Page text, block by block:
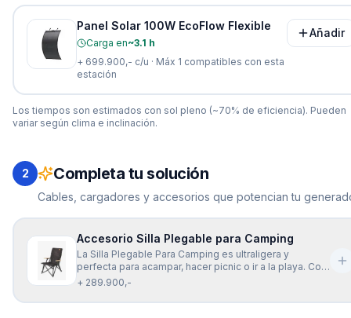
Panel Solar 100W EcoFlow Flexible
Carga en~3.1 h
+ 699.900,- c/u · Máx 1 compatibles con esta
estación
Añadir
Los tiempos son estimados con sol pleno (~70% de eficiencia). Pueden
variar según clima e inclinación.
2 Completa tu solución
Cables, cargadores y accesorios que potencian tu
Accesorio Silla Plegable para Camping
La Silla Plegable Para Camping es ultraligera y
perfecta para acampar, hacer picnic o ir a la playa. Con
un bolsillo en el respaldo, ofrece un excelente apoyo
de tus actividades al aire libre.
+ 289.900,-